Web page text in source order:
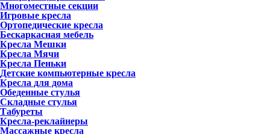
Многоместные секции
Игровые кресла
Ортопедические кресла
Бескаркасная мебель
Кресла Мешки
Кресла Мячи
Кресла Пеньки
Детские компьютерные кресла
Кресла для дома
Обеденные стулья
Складные стулья
Табуреты
Кресла-реклайнеры
Массажные кресла